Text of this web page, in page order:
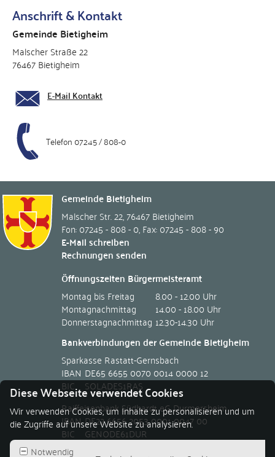
Anschrift & Kontakt
Gemeinde Bietigheim
Malscher Straße 22
76467 Bietigheim
E-Mail Kontakt
Telefon 07245 / 808-0
Gemeinde Bietigheim
Malscher Str. 22,76467Bietigheim
Fon: 07245 - 808 - 0,Fax: 07245 - 808 - 90
E-Mail schreiben
Rechnungen senden
Öffnungszeiten Bürgermeisteramt
Montag bis Freitag
8.00 - 12.00 Uhr
Montagnachmittag
14.00 - 18.00 Uhr
Donnerstagnachmittag 12.30-14.30 Uhr
Bankverbindungen der Gemeinde Bietigheim
Sparkasse Rastatt-Gernsbach
IBAN DE65 6655 0070 0014 0000 12
BIC
SOLADES1RAS
Raiffeisenbank Südhardt eG Durmersheim
IBANDE22 6656 2053 0001 0047 00
BIC
GENODE61DUR
Diese Webseite verwendet Cookies
Wir verwenden Cookies, um Inhalte zu personalisieren und um
die Zugriffe auf unsere Website zu analysieren.
Notwendig